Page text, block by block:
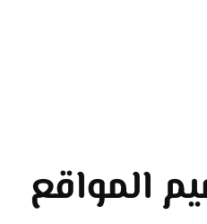
المواقع